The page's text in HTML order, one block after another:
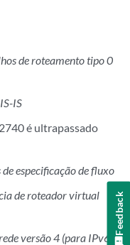
de roteamento tipo 0
IS
é ultrapassado
especificação de fluxo
de roteador virtual
versão 4 (para IPv6)
Feedback